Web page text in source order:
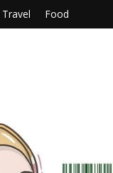
Travel Food